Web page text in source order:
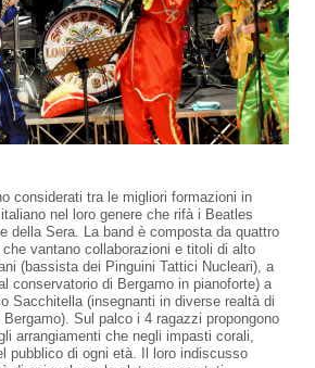
considerati tra le migliori formazioni in
nel loro genere che rifà i Beatles
della Sera. La band è composta da quattro
vantano collaborazioni e titoli di alto
(bassista dei Pinguini Tattici Nucleari), a
conservatorio di Bergamo in pianoforte) a
Sacchitella (insegnanti in diverse realtà di
Sul palco i 4 ragazzi propongono
arrangiamenti che negli impasti corali,
pubblico di ogni età. Il loro indiscusso